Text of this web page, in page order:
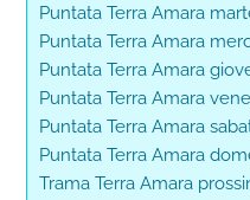
Puntata Terra Amara
Puntata Terra Amara
Puntata Terra Amara
Puntata Terra Amara
Puntata Terra Amara
Puntata Terra Amara
Trama Terra Amara